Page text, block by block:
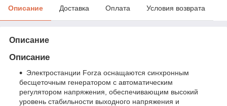
Описание Доставка Оплата Условия возврата
Описание
Описание
Электростанции Forza оснащаются синхронным
беcщеточным генератором с автоматическим
регулятором напряжения, обеспечивающим высокий
уровень стабильности выходного напряжения и